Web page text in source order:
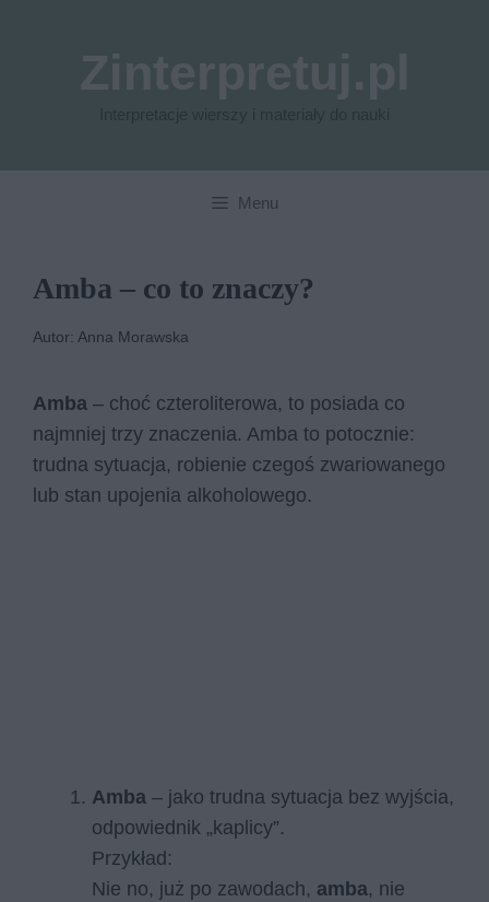
Menu
Amba – co to znaczy?
Autor: Anna Morawska
Amba – choć czteroliterowa, to posiada co
najmniej trzy znaczenia. Amba to potocznie:
trudna sytuacja, robienie czegoś zwariowanego
lub stan upojenia alkoholowego.
Amba – jako trudna sytuacja bez wyjścia,
odpowiednik „kaplicy”.
Przykład:
Nie no, już po zawodach, amba, nie